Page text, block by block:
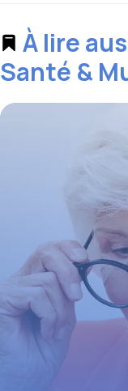
À lire
Santé &